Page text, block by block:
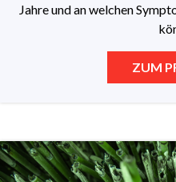
Jahre und an welchen
ZUM